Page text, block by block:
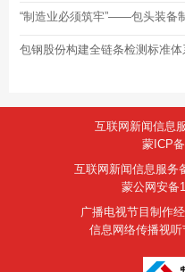
“制造业必须筑牢”——包头装备
包钢股份构建全链条检测标准
互联网新闻信息
蒙ICP
互联网新闻信息服务
蒙公网安备
广播电视节目制作
信息网络传播视